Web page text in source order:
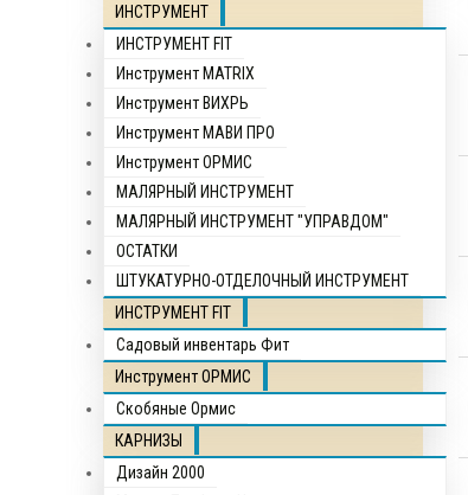
ИНСТРУМЕНТ
ИНСТРУМЕНТ FIT
Инструмент MATRIX
Инструмент ВИХРЬ
Инструмент МАВИ ПРО
Инструмент ОРМИС
МАЛЯРНЫЙ ИНСТРУМЕНТ
МАЛЯРНЫЙ ИНСТРУМЕНТ "УПРАВДОМ"
ОСТАТКИ
ШТУКАТУРНО-ОТДЕЛОЧНЫЙ ИНСТРУМЕНТ
ИНСТРУМЕНТ FIT
Садовый инвентарь Фит
Инструмент ОРМИС
Скобяные Ормис
КАРНИЗЫ
Дизайн 2000